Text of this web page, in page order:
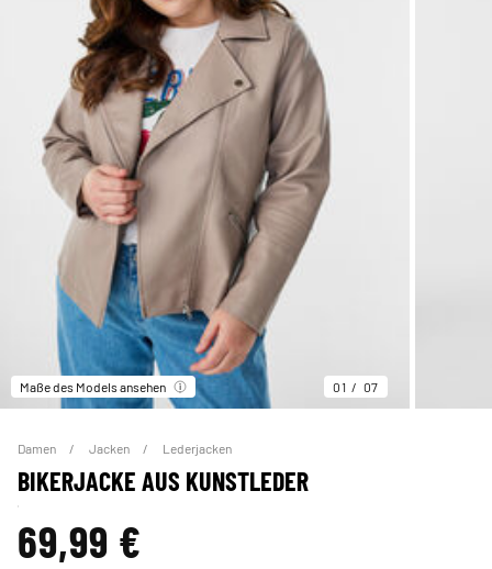
Maße des Models ansehen 01 07
Damen Jacken Lederjacken
BIKERJACKE AUS KUNSTLEDER
69,99 €